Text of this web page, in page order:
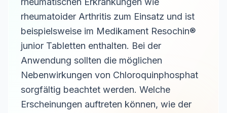
rheumatoider Arthritis zum Einsatz und ist
beispielsweise im Medikament Resochin®
junior Tabletten enthalten. Bei der
Anwendung sollten die möglichen
Nebenwirkungen von Chloroquinphosphat
sorgfältig beachtet werden. Welche
Erscheinungen auftreten können, wie der